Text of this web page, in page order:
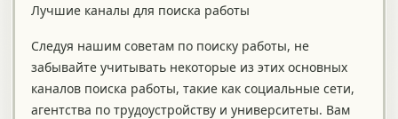
Лучшие каналы для поиска работы
Следуя нашим советам по поиску работы, не
забывайте учитывать некоторые из этих основных
каналов поиска работы, такие как социальные сети,
агентства по трудоустройству и университеты. Вам